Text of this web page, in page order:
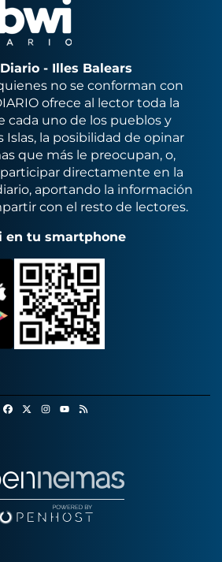
- Illes Balears
no se conforman con
ofrece al lector toda la
cada uno de los pueblos y
Islas, la posibilidad de opinar
que más le preocupan, o,
directamente en la
aportando la información
con el resto de lectores.
en tu smartphone
FacebookInstagram